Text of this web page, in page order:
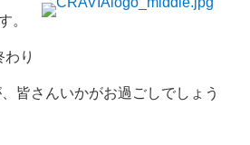
。
り
皆さんいかがお過ごしでしょう